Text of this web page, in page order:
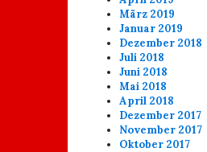
März 2019
Januar 2019
Dezember 2018
Juli 2018
Juni 2018
Mai 2018
April 2018
Dezember 2017
November 2017
Oktober 2017